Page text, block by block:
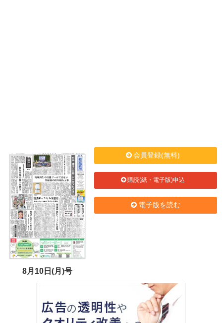
8月10日(月)号
会員登録(無料)
購読(紙・電子版)申込
電子版を読む